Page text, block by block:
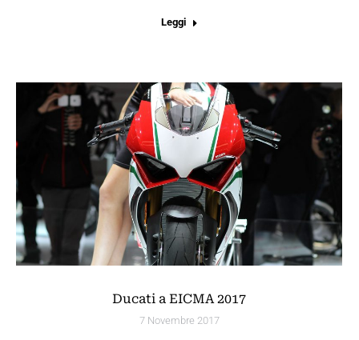
Leggi
Ducati a EICMA 2017
7 Novembre 2017